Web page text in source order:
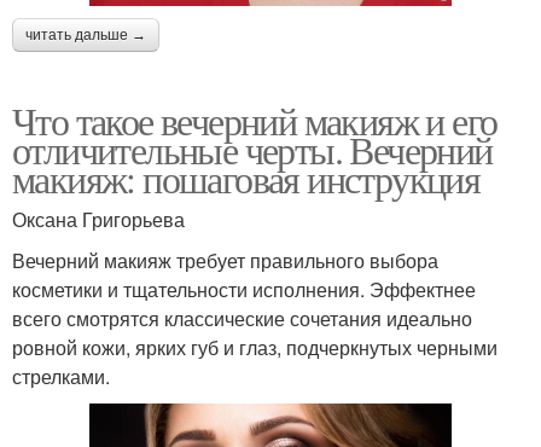
читать дальше →
Что такое вечерний макияж и его
отличительные черты. Вечерний
макияж: пошаговая инструкция
Оксана Григорьева
Вечерний макияж требует правильного выбора
косметики и тщательности исполнения. Эффектнее
всего смотрятся классические сочетания идеально
ровной кожи, ярких губ и глаз, подчеркнутых черными
стрелками.